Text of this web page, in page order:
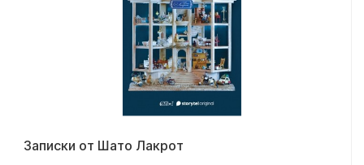
Записки от Шато Лакрот